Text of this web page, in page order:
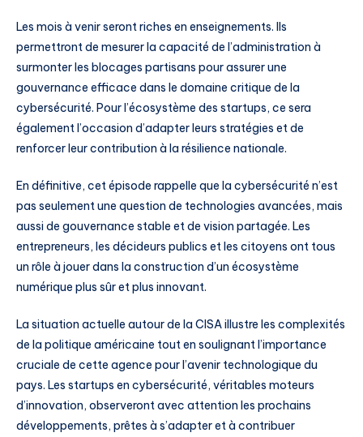
Les mois à venir seront riches en enseignements. Ils
permettront de mesurer la capacité de l’administration à
surmonter les blocages partisans pour assurer une
gouvernance efficace dans le domaine critique de la
cybersécurité. Pour l’écosystème des startups, ce sera
également l’occasion d’adapter leurs stratégies et de
renforcer leur contribution à la résilience nationale.
En définitive, cet épisode rappelle que la cybersécurité n’est
pas seulement une question de technologies avancées, mais
aussi de gouvernance stable et de vision partagée. Les
entrepreneurs, les décideurs publics et les citoyens ont tous
un rôle à jouer dans la construction d’un écosystème
numérique plus sûr et plus innovant.
La situation actuelle autour de la CISA illustre les complexités
de la politique américaine tout en soulignant l’importance
cruciale de cette agence pour l’avenir technologique du
pays. Les startups en cybersécurité, véritables moteurs
d’innovation, observeront avec attention les prochains
développements, prêtes à s’adapter et à contribuer